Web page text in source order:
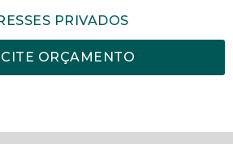
PRIVADOS
ORÇAMENTO